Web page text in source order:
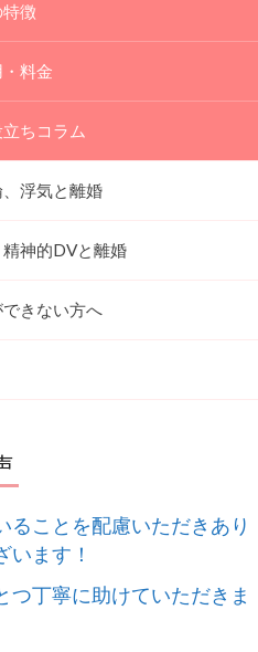
徴
料金
ちコラム
浮気と離婚
神的DVと離婚
きない方へ
ることを配慮いただきあり
います！
つ丁寧に助けていただきま